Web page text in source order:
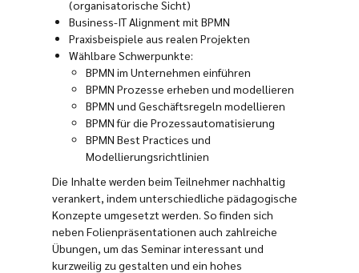
(organisatorische Sicht)
Business-IT Alignment mit BPMN
Praxisbeispiele aus realen Projekten
Wählbare Schwerpunkte:
BPMN im Unternehmen einführen
BPMN Prozesse erheben und modellieren
BPMN und Geschäftsregeln modellieren
BPMN für die Prozessautomatisierung
BPMN Best Practices und
Modellierungsrichtlinien
Die Inhalte werden beim Teilnehmer nachhaltig
verankert, indem unterschiedliche pädagogische
Konzepte umgesetzt werden. So finden sich
neben Folienpräsentationen auch zahlreiche
Übungen, um das Seminar interessant und
kurzweilig zu gestalten und ein hohes